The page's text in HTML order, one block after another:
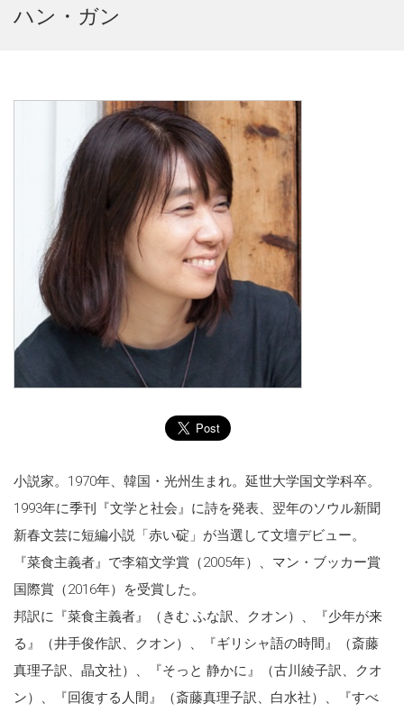
ハン・ガン
小説家。1970年、韓国・光州生まれ。延世大学国文学科卒。
1993年に季刊『文学と社会』に詩を発表、翌年のソウル新聞
新春文芸に短編小説「赤い碇」が当選して文壇デビュー。
『菜食主義者』で李箱文学賞（2005年）、マン・ブッカー賞
国際賞（2016年）を受賞した。
邦訳に『菜食主義者』（きむ ふな訳、クオン）、『少年が来
る』（井手俊作訳、クオン）、『ギリシャ語の時間』（斎藤
真理子訳、晶文社）、『そっと 静かに』（古川綾子訳、クオ
ン）、『回復する人間』（斎藤真理子訳、白水社）、『すべ